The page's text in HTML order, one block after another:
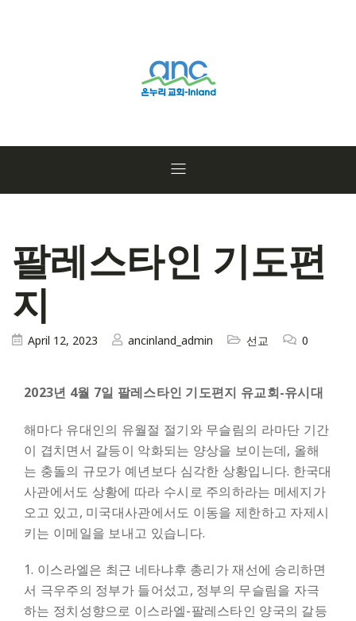
팔레스타인 기도편
지
April 12, 2023 ancinland_admin 선교 0
2023년 4월 7일 팔레스타인 기도편지 유교회-유시대
해마다 유대인의 유월절 절기와 무슬림의 라마단 기간
이 겹치면서 갈등이 악화되는 양상을 보이는데, 올해
는 충돌의 규모가 예년보다 심각한 상황입니다. 한국대
사관에서도 상황에 따라 수시로 주의하라는 메세지가
오고 있고, 미국대사관에서도 이동을 제한하고 자제시
키는 이메일을 보내고 있습니다.
1. 이스라엘은 최근 네타냐후 총리가 재선에 승리하면
서 극우주의 정부가 들어섰고, 정부의 무슬림을 자극
하는 정치성향으로 이스라엘-팔레스타인 양국의 갈등